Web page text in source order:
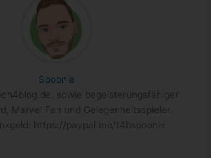
Spoonie
sowie begeisterungsfähiger
Marvel Fan und Gelegenheitsspieler.
https://paypal.me/t4bspoonie